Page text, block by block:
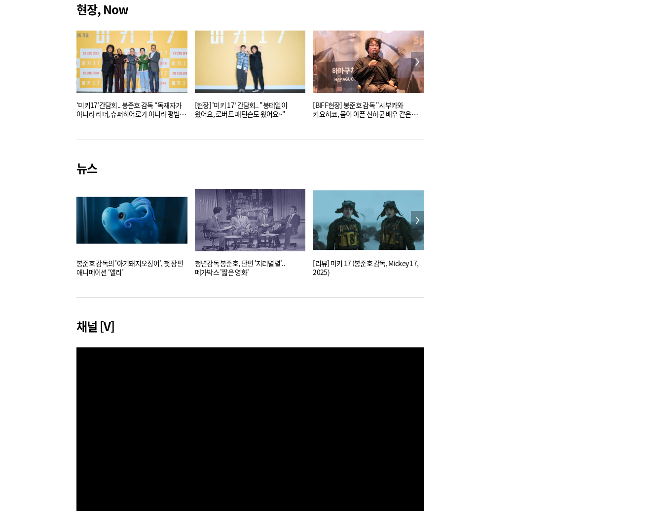
현장, Now
‘미키17’간담회.. 봉준호 감독 “독재자가
아니라 리더, 슈퍼히어로가 아니라 평범한
[현장] '미키 17' 간담회.. "봉테일이
왔어요, 로버트 패틴슨도 왔어요~"
[BIFF현장] 봉준호 감독 "시부카와
키요히코, 몸이 아픈 신하균 배우 같은
뉴스
봉준호 감독의 '아기돼지오징어', 첫 장편
애니메이션 ‘앨리’
청년감독 봉준호, 단편 '지리멸렬'..
메가박스 '짧은 영화'
[리뷰] 미키 17 (봉준호 감독, Mickey 17,
2025)
채널 [V]